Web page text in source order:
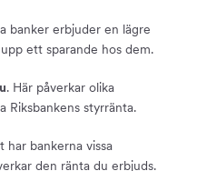
banker erbjuder en lägre
ett sparande hos dem.
. Här påverkar olika
Riksbankens styrränta.
har bankerna vissa
den ränta du erbjuds.